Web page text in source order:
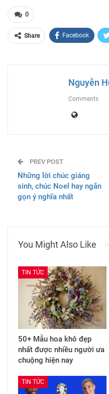
0
Share Facebook
Nguyễn
Comments
PREV POST
Những lời chúc giáng
sinh, chúc Noel hay ngắn
gọn ý nghĩa nhất
You Might Also Like
TIN TỨC
50+ Mẫu hoa khô đẹp
nhất được nhiều người ưa
chuộng hiện nay
TIN TỨC